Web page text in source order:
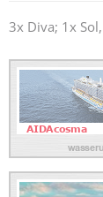
3x Diva; 1x